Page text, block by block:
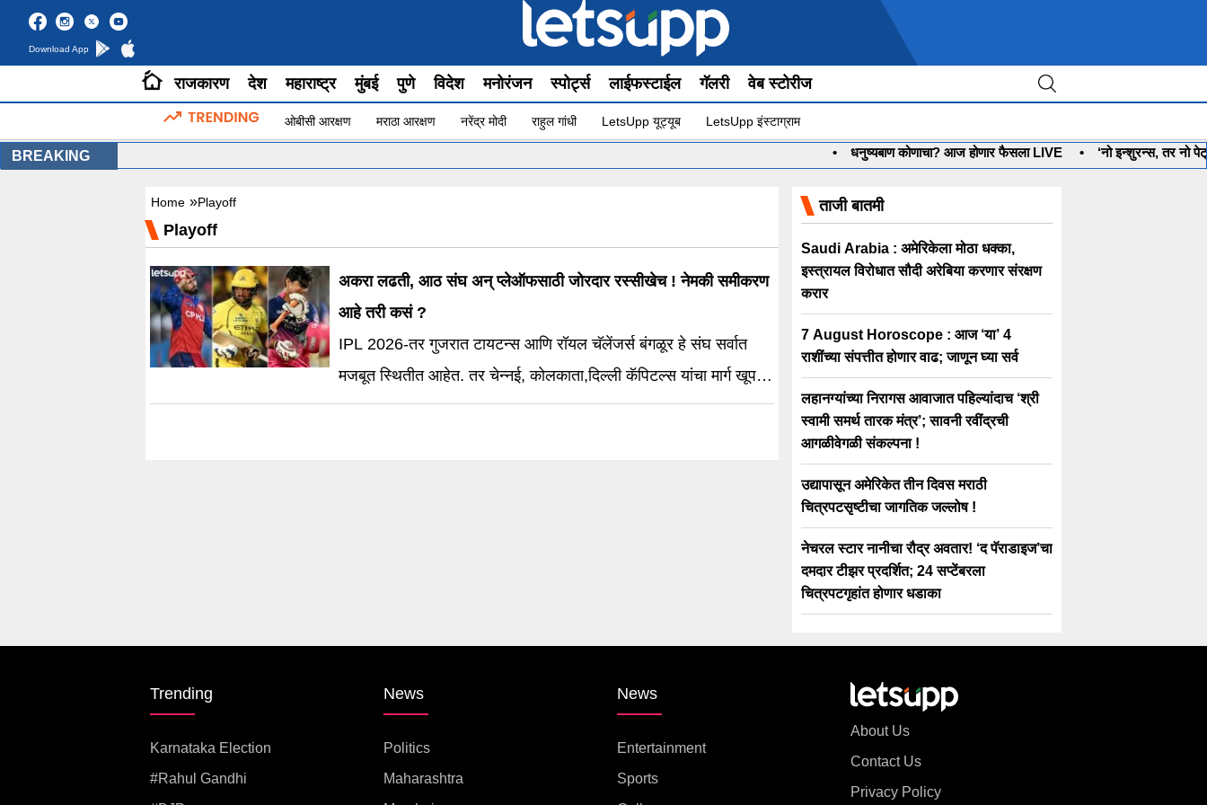
Download App
राजकारण देश महाराष्ट्र मुंबई पुणे विदेश मनोरंजन स्पोर्ट्स लाईफस्टाईल गॅलरी वेब स्टोरीज
ओबीसी आरक्षण मराठा आरक्षण नरेंद्र मोदी राहुल गांधी LetsUpp यूट्यूब LetsUpp इंस्टाग्राम
BREAKING धनुष्यबाण कोणाचा? आज होणार फैसला LIVE • ‘नो इन्शुरन्स, तर नो
Home »Playoff
Playoff
अकरा लढती, आठ संघ अन् प्लेऑफसाठी जोरदार रस्सीखेच ! नेमकी समीकरण
आहे तरी कसं ?
IPL 2026-तर गुजरात टायटन्स आणि रॉयल चॅलेंजर्स बंगळूर हे संघ सर्वात
मजबूत स्थितीत आहेत. तर चेन्नई, कोलकाता,दिल्ली कॅपिटल्स यांचा मार्ग खूपच
कठीण.
ताजी बातमी
Saudi Arabia : अमेरिकेला मोठा धक्का,
इस्त्रायल विरोधात सौदी अरेबिया करणार संरक्षण
करार
7 August Horoscope : आज ‘या’ 4
राशींच्या संपत्तीत होणार वाढ; जाणून घ्या सर्व
लहानग्यांच्या निरागस आवाजात पहिल्यांदाच ‘श्री
स्वामी समर्थ तारक मंत्र’; सावनी रवींद्रची
आगळीवेगळी संकल्पना !
उद्यापासून अमेरिकेत तीन दिवस मराठी
चित्रपटसृष्टीचा जागतिक जल्लोष !
नेचरल स्टार नानीचा रौद्र अवतार! ‘द पॅराडाइज’चा
दमदार टीझर प्रदर्शित; 24 सप्टेंबरला
चित्रपटगृहांत होणार धडाका
Trending
Karnataka Election
#rahul Gandhi
News
Politics
Maharashtra
News
Entertainment
Sports
About Us
Contact Us
Privacy Policy